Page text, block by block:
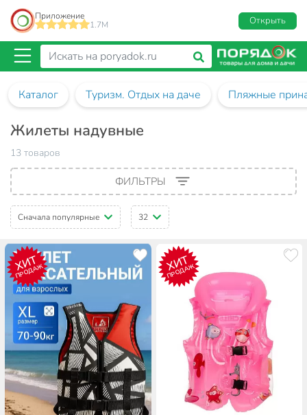
Приложение
1.7M
Открыть
Каталог Туризм. Отдых на даче Пляжные
Жилеты надувные
13 товаров
ФИЛЬТРЫ
Сначала популярные 32
ХИТ
ПРОДАЖ ХИТ
ПРОДАЖ